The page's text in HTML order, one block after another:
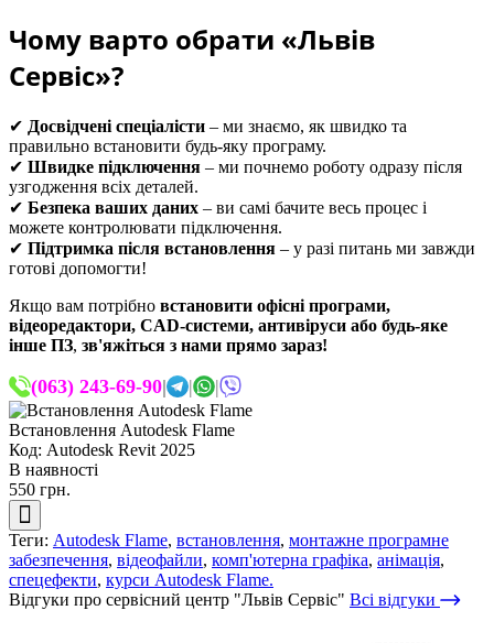
Чому варто обрати «Львів
Сервіс»?
✔ Досвідчені спеціалісти – ми знаємо, як швидко та
правильно встановити будь-яку програму.
✔ Швидке підключення – ми почнемо роботу одразу після
узгодження всіх деталей.
✔ Безпека ваших даних – ви самі бачите весь процес і
можете контролювати підключення.
✔ Підтримка після встановлення – у разі питань ми завжди
готові допомогти!
Якщо вам потрібно встановити офісні програми,
відеоредактори, CAD-системи, антивіруси або будь-яке
інше ПЗ, зв'яжіться з нами прямо зараз!
(063) 243-69-90| | |
Встановлення Autodesk Flame
Код: Autodesk Revit 2025
В наявності
550 грн.
Теги: Autodesk Flame, встановлення, монтажне програмне
забезпечення, відеофайли, комп'ютерна графіка, анімація,
спецефекти, курси Autodesk Flame.
Відгуки про сервісний центр "Львів Сервіс" Всі відгуки